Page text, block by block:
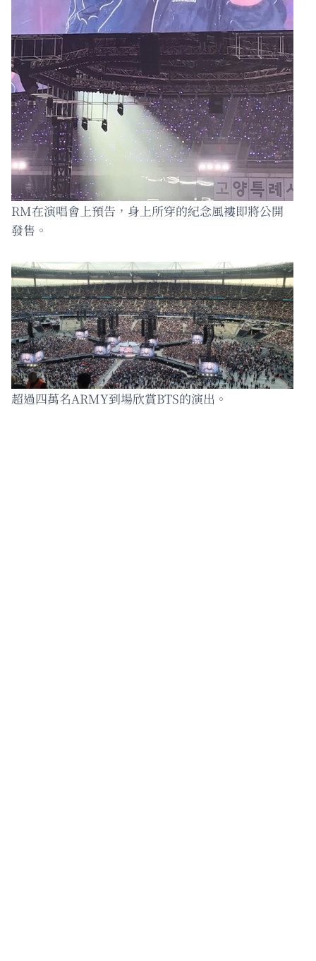
RM在演唱會上預告，身上所穿的紀念風褸即將公開
發售。
超過四萬名ARMY到場欣賞BTS的演出。